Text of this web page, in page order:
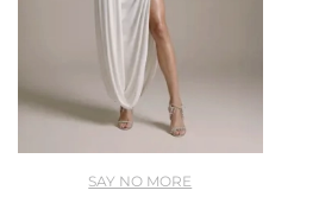
SAY NO MORE